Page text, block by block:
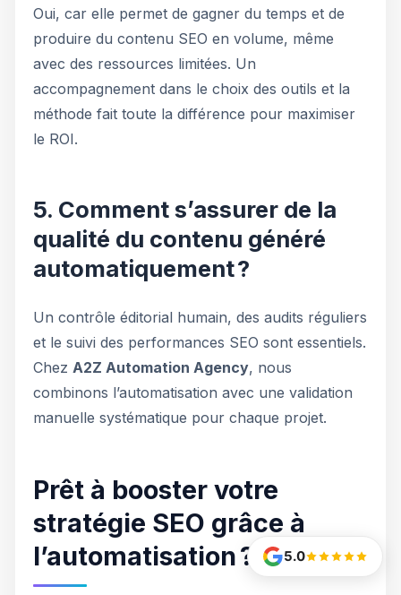
Oui, car elle permet de gagner du temps et de
produire du contenu SEO en volume, même
avec des ressources limitées. Un
accompagnement dans le choix des outils et la
méthode fait toute la différence pour maximiser
le ROI.
5. Comment s’assurer de la
qualité du contenu généré
automatiquement ?
Un contrôle éditorial humain, des audits réguliers
et le suivi des performances SEO sont essentiels.
Chez A2Z Automation Agency, nous
combinons l’automatisation avec une validation
manuelle systématique pour chaque projet.
Prêt à booster votre
stratégie SEO grâce à
l’automatisation ?
5.0